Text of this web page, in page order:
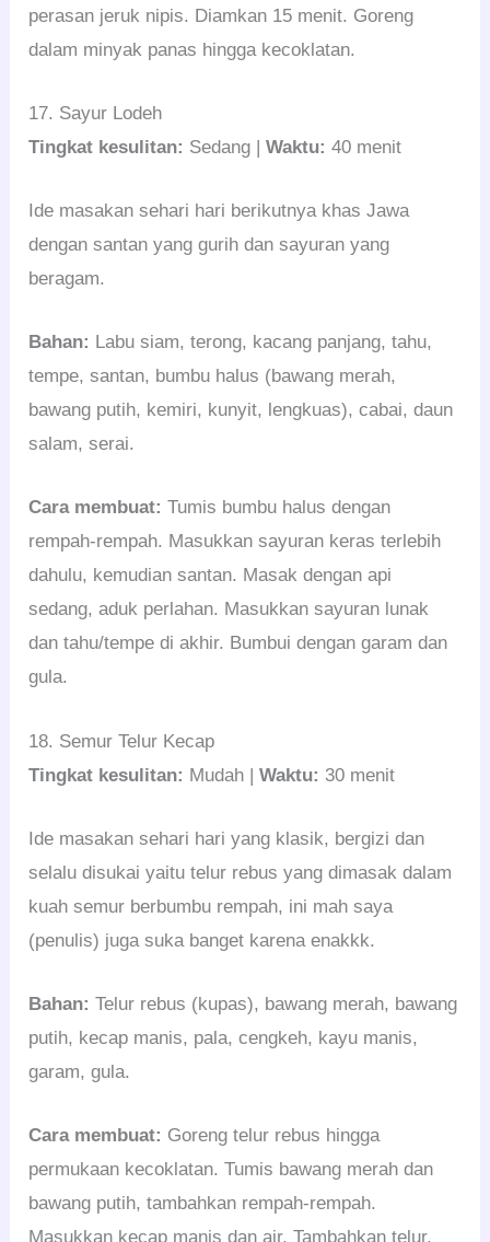
perasan jeruk nipis. Diamkan 15 menit. Goreng
dalam minyak panas hingga kecoklatan.
17. Sayur Lodeh
Tingkat kesulitan: Sedang |Waktu: 40 menit
Ide masakan sehari hari berikutnya khas Jawa
dengan santan yang gurih dan sayuran yang
beragam.
Bahan: Labu siam, terong, kacang panjang, tahu,
tempe, santan, bumbu halus (bawang merah,
bawang putih, kemiri, kunyit, lengkuas), cabai, daun
salam, serai.
Cara membuat: Tumis bumbu halus dengan
rempah-rempah. Masukkan sayuran keras terlebih
dahulu, kemudian santan. Masak dengan api
sedang, aduk perlahan. Masukkan sayuran lunak
dan tahu/tempe di akhir. Bumbui dengan garam dan
gula.
18. Semur Telur Kecap
Tingkat kesulitan: Mudah |Waktu: 30 menit
Ide masakan sehari hari yang klasik, bergizi dan
selalu disukai yaitu telur rebus yang dimasak dalam
kuah semur berbumbu rempah, ini mah saya
(penulis) juga suka banget karena enakkk.
Bahan: Telur rebus (kupas), bawang merah, bawang
putih, kecap manis, pala, cengkeh, kayu manis,
garam, gula.
Cara membuat: Goreng telur rebus hingga
permukaan kecoklatan. Tumis bawang merah dan
bawang putih, tambahkan rempah-rempah.
Masukkan kecap manis dan air. Tambahkan telur,